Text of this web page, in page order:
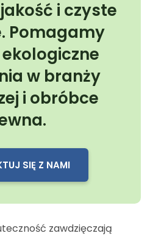
i czyste
Pomagamy
w branży
i obróbce
SIĘ Z NAMI
zawdzięczają